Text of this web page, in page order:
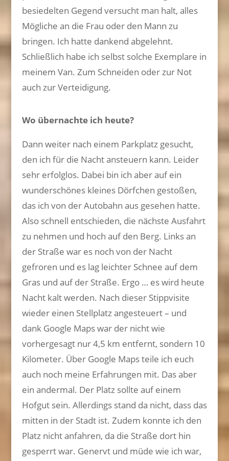
besiedelten Gegend versucht man halt, alles
Mögliche an die Frau oder den Mann zu
bringen. Ich hatte dankend abgelehnt.
Schließlich habe ich selbst solche Exemplare in
meinem Van. Zum Schneiden oder zur Not
auch zur Verteidigung.
Wo übernachte ich heute?
Dann weiter nach einem Parkplatz gesucht,
den ich für die Nacht ansteuern kann. Leider
sehr erfolglos. Dabei bin ich aber auf ein
wunderschönes kleines Dörfchen gestoßen,
das ich von der Autobahn aus gesehen hatte.
Also schnell entschieden, die nächste Ausfahrt
zu nehmen und hoch auf den Berg. Links an
der Straße war es noch von der Nacht
gefroren und es lag leichter Schnee auf dem
Gras und auf der Straße. Ergo … es wird heute
Nacht kalt werden. Nach dieser Stippvisite
wieder einen Stellplatz angesteuert – und
dank Google Maps war der nicht wie
vorhergesagt nur 4,5 km entfernt, sondern 10
Kilometer. Über Google Maps teile ich euch
auch noch meine Erfahrungen mit. Das aber
ein andermal. Der Platz sollte auf einem
Hofgut sein. Allerdings stand da nicht, dass das
mitten in der Stadt ist. Zudem konnte ich den
Platz nicht anfahren, da die Straße dort hin
gesperrt war. Genervt und müde wie ich war,